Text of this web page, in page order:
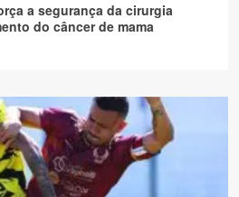
a segurança da cirurgia
do câncer de mama